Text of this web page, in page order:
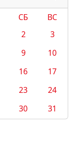
СБ
ВС
2
3
9
10
16
17
23
24
30 31